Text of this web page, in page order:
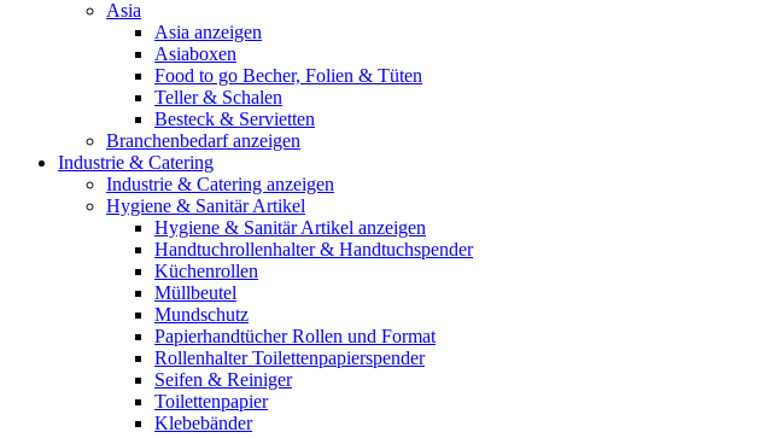
Asia
Asia anzeigen
Asiaboxen
Food to go Becher, Folien & Tüten
Teller & Schalen
Besteck & Servietten
Branchenbedarf anzeigen
Industrie & Catering
Industrie & Catering anzeigen
Hygiene & Sanitär Artikel
Hygiene & Sanitär Artikel anzeigen
Handtuchrollenhalter & Handtuchspender
Küchenrollen
Müllbeutel
Mundschutz
Papierhandtücher Rollen und Format
Rollenhalter Toilettenpapierspender
Seifen & Reiniger
Toilettenpapier
Klebebänder